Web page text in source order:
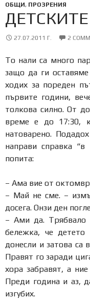
ОБЩИ, ПРОЗРЕНИЯ
27.07.2011 Г. 2
То нали са много
защо да ги
ходих за пореден
първите години,
толкова силно. От
време е до 17:30,
натоварено.
направи справка
попита:
– Ама вие от
– Май не сме. –
досега. Онзи ден
– Ами да. Трябвало
бележка, че
донесли и затова са
Правят го заради
хора забравят, а
Преди година и аз,
изгубих.